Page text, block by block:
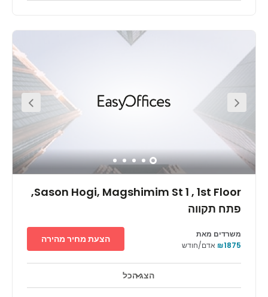
immediate access to the Tel Aviv Convention Centre with
all the amenities of a standard office. Directly across
from the famous HaYarkon Park and wonderful views of
the Tel Aviv. There is free parking and buses run through
the space often meaning getting to and from work is
quick and easy. You can also enjoy the fine selection of
parks and entertainment venues that surround the
Sason Hogi, Magshimim St 1 , 1st Floor,
פתח תקווה
משרדים מאת
אדם/חודש
הצעת מחיר מהירה
הצג הכל